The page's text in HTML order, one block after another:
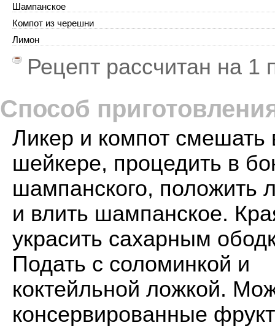
Шампанское
Компот из черешни
Лимон
Рецепт рассчитан на 1
Способ
Ликер и компот смешать
шейкере, процедить в
шампанского, положить
и влить шампанское.
украсить сахарным
Подать с соломинкой и
коктейльной ложкой.
консервированные